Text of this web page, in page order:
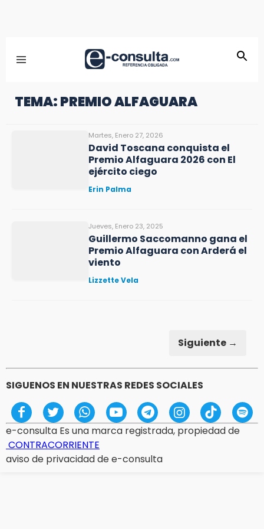
TEMA: PREMIO ALFAGUARA
Martes, Enero 27, 2026
David Toscana conquista el
Premio Alfaguara 2026 con El
ejército ciego
Erin Palma
Jueves, Enero 23, 2025
Guillermo Saccomanno gana el
Premio Alfaguara con Arderá el
viento
Lizzette Vela
Siguiente →
SIGUENOS EN NUESTRAS REDES SOCIALES
e-consulta Es una marca registrada, propiedad de
CONTRACORRIENTE
aviso de privacidad de e-consulta